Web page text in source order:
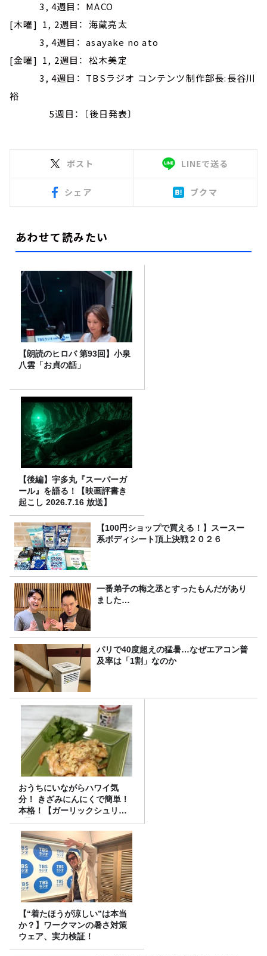
3, 4週目： MACO
[木曜] 1, 2週目： 海蔵亮太
3, 4週目： asayake no ato
[金曜] 1, 2週目： 松木美定
3, 4週目： TBSラジオ コンテンツ制作部長:長谷川
裕
5週目： 〔後日発表〕
ポスト LINEで送る
シェア ブクマ
あわせて読みたい
【朗読のヒロバ 第93回】小泉
八雲「お貞の話」
【後編】宇多丸『スーパーガ
ール』を語る！【映画評書き
起こし 2026.7.16 放送】
【100円ショップで買える！】スースー
系ボディシート頂上決戦２０２６
一番弟子の梅之丞とすったもんだがあり
ました…
パリで40度超えの猛暑…なぜエアコン普
及率は「1割」なのか
おうちにいながらハワイ気
分！ きざみにんにくで簡単！
本格！【ガーリックシュリン
プ】 桃屋のかんたんレシピ
【“着たほうが涼しい”は本当
か？】ワークマンの暑さ対策
ウェア、実力検証！